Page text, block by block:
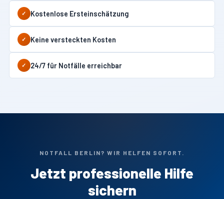
✓ Kostenlose Ersteinschätzung
✓ Keine versteckten Kosten
✓ 24/7 für Notfälle erreichbar
NOTFALL BERLIN? WIR HELFEN SOFORT.
Jetzt professionelle Hilfe
sichern